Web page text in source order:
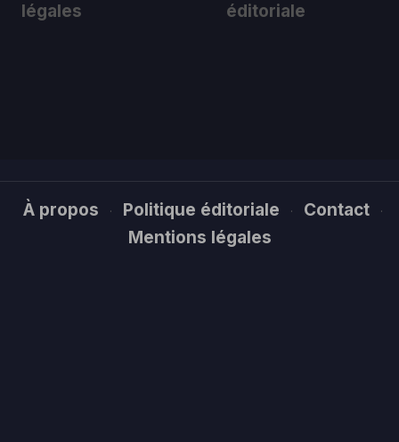
légales
éditoriale
À propos · Politique éditoriale · Contact ·
Mentions légales